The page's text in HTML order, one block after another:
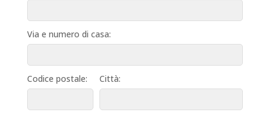
Via e numero di casa:
Codice postale: Città: